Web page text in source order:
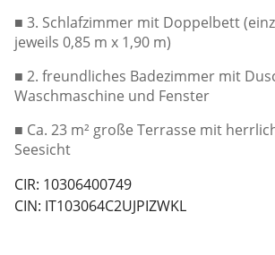
■ 3. Schlafzimmer mit Doppelbett
jeweils 0,85 m x 1,90 m)
■ 2. freundliches Badezimmer mit
Waschmaschine und Fenster
■ Ca. 23 m² große Terrasse mit
Seesicht
CIR: 10306400749
CIN: IT103064C2UJPIZWKL